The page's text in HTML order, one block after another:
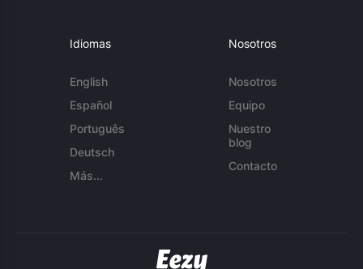
Idiomas
English
Español
Português
Deutsch
Más...
Nosotros
Nosotros
Equipo
Nuestro
blog
Contacto